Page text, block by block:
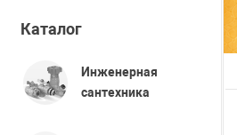
Каталог
Инженерная
сантехника